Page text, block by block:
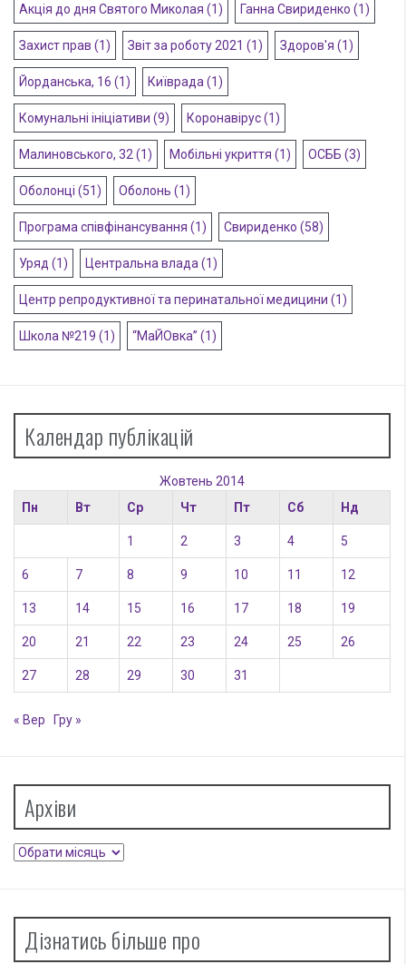
Акція до дня Святого Миколая (1) Ганна Свириденко (1)
Захист прав (1) Звіт за роботу 2021 (1) Здоров'я (1)
Йорданська, 16 (1) Київрада(1)
Комунальні ініціативи (9) Коронавірус(1)
Малиновського, 32(1) Мобільні укриття (1) ОСББ (3)
Оболонці (51) Оболонь (1)
Програма співфінансування (1) Свириденко (58)
Уряд (1) Центральна влада(1)
Центр репродуктивної та перинатальної медицини (1)
Школа №219 (1) “МаЙОвка” (1)
Календар публікацій
Жовтень 2014
Пн
Вт Ср Чт Пт Сб Нд
1 2 3 4 5
6 7 8 9 10 11 12
13 14 15 16 17 18 19
20 21 22 23 24 25 26
27 28 29 30 31
« Вер Гру »
Архіви
Архіви
Дізнатись більше про